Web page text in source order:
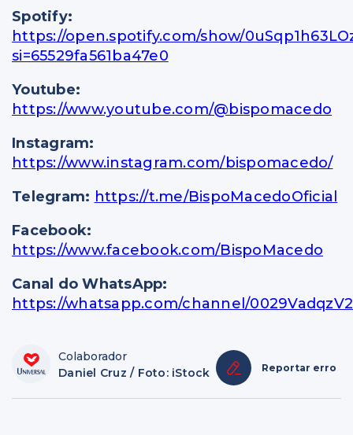
Spotify:
https://open.spotify.com/show/
si=65529fa561ba47e0
Youtube:
https://www.youtube.com/@bispomacedo
Instagram:
https://www.instagram.com/bispomacedo/
Telegram: https://t.me/BispoMacedoOficial
Facebook:
https://www.facebook.com/BispoMacedo
Canal do WhatsApp:
https://whatsapp.com/channel/
Colaborador
Daniel Cruz / Foto: iStock
Reportar erro